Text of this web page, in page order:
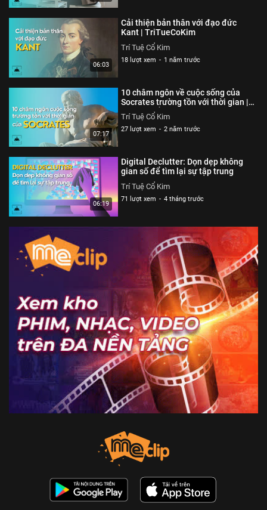
06:03
Cải thiện bản thân với đạo đức
Kant | TriTueCoKim
Trí Tuệ Cổ Kim
18 lượt xem - 1 năm trước
07:17
10 châm ngôn về cuộc sống của
Socrates trường tồn với thời gian |
Trí Tuệ Cổ Kim
Trí Tuệ Cổ Kim
27 lượt xem - 2 năm trước
06:19
Digital Declutter: Dọn dẹp không
gian số để tìm lại sự tập trung
Trí Tuệ Cổ Kim
71 lượt xem - 4 tháng trước